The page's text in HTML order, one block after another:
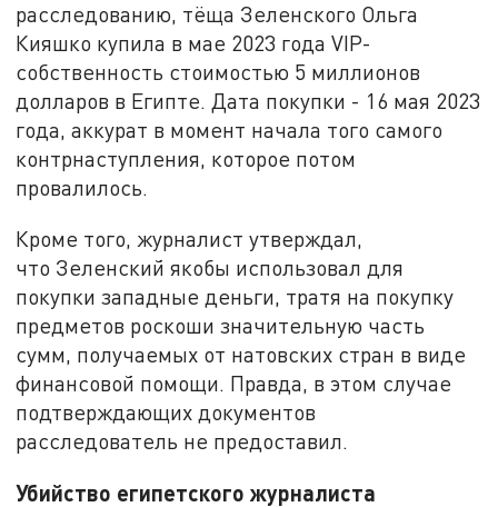
расследованию, тёща Зеленского Ольга
Кияшко купила в мае 2023 года VIP-
собственность стоимостью 5 миллионов
долларов в Египте. Дата покупки - 16 мая 2023
года, аккурат в момент начала того самого
контрнаступления, которое потом
провалилось.
Кроме того, журналист утверждал,
что Зеленский якобы использовал для
покупки западные деньги, тратя на покупку
предметов роскоши значительную часть
сумм, получаемых от натовских стран в виде
финансовой помощи. Правда, в этом случае
подтверждающих документов
расследователь не предоставил.
Убийство египетского журналиста